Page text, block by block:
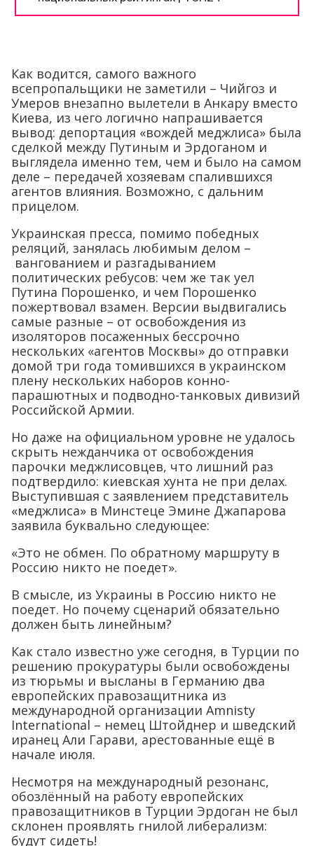
Как водится, самого важного
всепропальщики не заметили – Чийгоз и
Умеров внезапно вылетели в Анкару вместо
Киева, из чего логично напрашивается
вывод: депортация «вождей меджлиса» была
сделкой между Путиным и Эрдоганом и
выглядела именно тем, чем и было на самом
деле – передачей хозяевам спалившихся
агентов влияния. Возможно, с дальним
прицелом.
Украинская пресса, помимо победных
реляций, занялась любимым делом –
вангованием и разгадыванием
политических ребусов: чем же так уел
Путина Порошенко, и чем Порошенко
пожертвовал взамен. Версии выдвигались
самые разные – от освобождения из
изоляторов посаженных бессрочно
нескольких «агентов Москвы» до отправки
домой три года томившихся в украинском
плену нескольких наборов конно-
парашютных и подводно-танковых дивизий
Российской Армии.
Но даже на официальном уровне не удалось
скрыть нежданчика от освобождения
парочки меджлисовцев, что лишний раз
подтвердило: киевская хунта не при делах.
Выступившая с заявлением представитель
«меджлиса» в Минстеце Эмине Джапарова
заявила буквально следующее:
«Это не обмен. По обратному маршруту в
Россию никто не поедет».
В смысле, из Украины в Россию никто не
поедет. Но почему сценарий обязательно
должен быть линейным?
Как стало известно уже сегодня, в Турции по
решению прокуратуры были освобождены
из тюрьмы и высланы в Германию два
европейских правозащитника из
международной организации Amnisty
International – немец Штойднер и шведский
иранец Али Гарави, арестованные ещё в
начале июля.
Несмотря на международный резонанс,
обозлённый на работу европейских
правозащитников в Турции Эрдоган не был
склонен проявлять гнилой либерализм:
будут сидеть!